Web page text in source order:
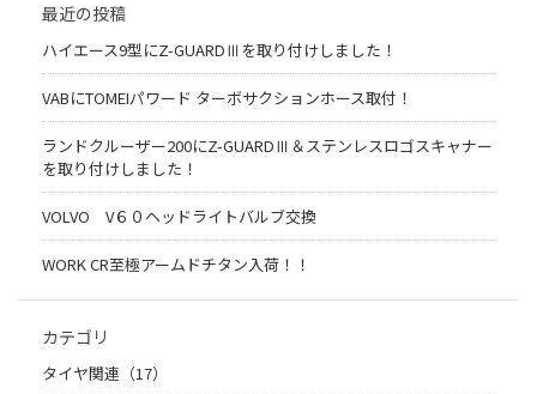
最近の投稿
ハイエース9型にZ-GUARDⅢを取り付けしました！
VABにTOMEIパワード ターボサクションホース取付！
ランドクルーザー200にZ-GUARDⅢ＆ステンレスロゴスキャナー
を取り付けしました！
VOLVO V６０ヘッドライトバルブ交換
WORK CR至極アームドチタン入荷！！
カテゴリ
タイヤ関連（17）